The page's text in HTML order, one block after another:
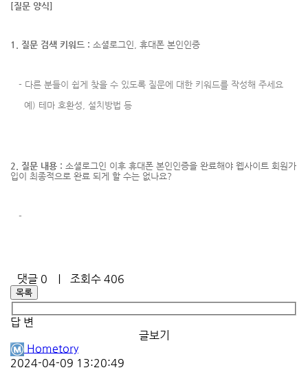
[질문 양식]
1. 질문 검색 키워드 : 소셜로그인, 휴대폰 본인인증
- 다른 분들이 쉽게 찾을 수 있도록 질문에 대한 키워드를 작성해 주세요
예) 테마 호환성, 설치방법 등
2. 질문 내용 : 소셜로그인 이후 휴대폰 본인인증을 완료해야 웹사이트 회원가
입이 최종적으로 완료 되게 할 수는 없나요?
-
댓글 0 ｜ 조회수 406
목록
답 변
글보기
Hometory
2024-04-09 13:20:49